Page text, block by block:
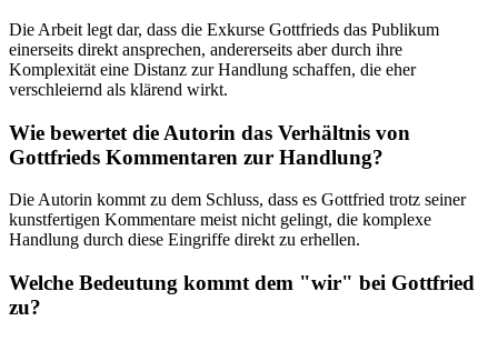
Die Arbeit legt dar, dass die Exkurse Gottfrieds das Publikum
einerseits direkt ansprechen, andererseits aber durch ihre
Komplexität eine Distanz zur Handlung schaffen, die eher
verschleiernd als klärend wirkt.
Wie bewertet die Autorin das Verhältnis von
Gottfrieds Kommentaren zur Handlung?
Die Autorin kommt zu dem Schluss, dass es Gottfried trotz seiner
kunstfertigen Kommentare meist nicht gelingt, die komplexe
Handlung durch diese Eingriffe direkt zu erhellen.
Welche Bedeutung kommt dem "wir" bei Gottfried
zu?